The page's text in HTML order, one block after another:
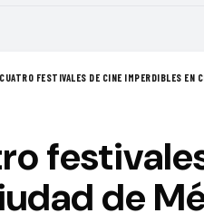
CUATRO FESTIVALES DE CINE IMPERDIBLES EN
de